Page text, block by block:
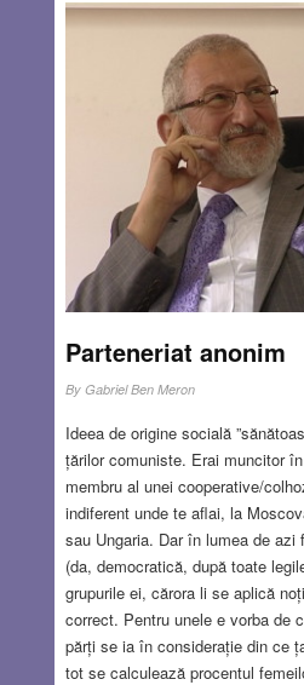
legatara fotografiei originale.
Cei doi copii din fotografie sunt
Geller, verişorii primari ai mamei
născută Tabák. Erau copiii lui
dinspre tată, croitoreasă de
MAR 1, 2018
Parteneriat anonim
By Gabriel Ben Meron
Ideea de origine socială
țărilor comuniste. Erai muncitor
membru al unei cooperative/
indiferent unde te aflai, la
sau Ungaria. Dar în lumea de azi
(da, democratică, după toate
grupurile ei, cărora li se aplică
correct. Pentru unele e vorba de
părți se ia în considerație din ce
tot se calculează procentul